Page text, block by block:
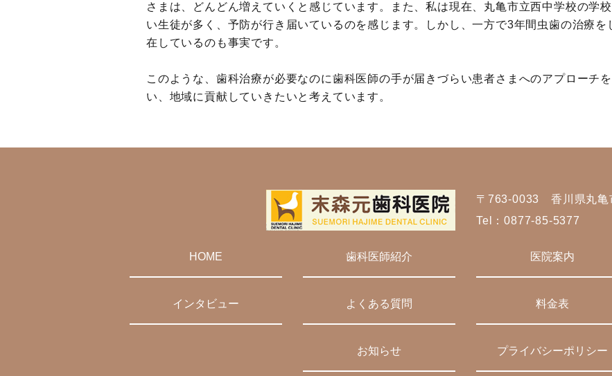
さまは、どんどん増えていくと感じています。また、私は現在、丸亀市立西中学校の学
い生徒が多く、予防が行き届いているのを感じます。しかし、一方で3年間虫歯の治療
在しているのも事実です。
このような、歯科治療が必要なのに歯科医師の手が届きづらい患者さまへのアプローチ
い、地域に貢献していきたいと考えています。
〒763-0033 香川県丸亀
Tel：0877-85-5377
HOME 歯科医師紹介 医院案内
インタビュー よくある質問 料金表
お知らせ プライバシーポリシー